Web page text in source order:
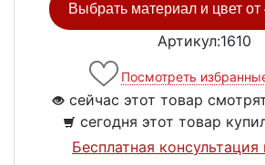
Выбрать материал и цвет от
Артикул:1610
Посмотреть
сейчас этот товар
сегодня этот товар
Бесплатная